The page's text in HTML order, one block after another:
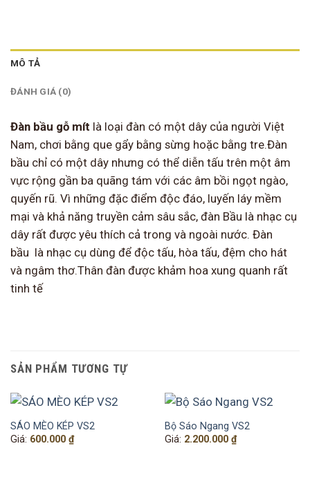
MÔ TẢ
ĐÁNH GIÁ (0)
Đàn bầu gỗ mít là loại đàn có một dây của người Việt
Nam, chơi bằng que gẩy bằng sừng hoặc bằng tre.Đàn
bầu chỉ có một dây nhưng có thể diễn tấu trên một âm
vực rộng gần ba quãng tám với các âm bồi ngọt ngào,
quyến rũ. Vì những đặc điểm độc đáo, luyến láy mềm
mại và khả năng truyền cảm sâu sắc, đàn Bầu là nhạc cụ
dây rất được yêu thích cả trong và ngoài nước. Đàn
bầu là nhạc cụ dùng để độc tấu, hòa tấu, đệm cho hát
và ngâm thơ.Thân đàn được khảm hoa xung quanh rất
tinh tế
SẢN PHẨM TƯƠNG TỰ
SÁO MÈO KÉP VS2
Giá: 600.000 ₫
Bộ Sáo Ngang VS2
Giá: 2.200.000 ₫